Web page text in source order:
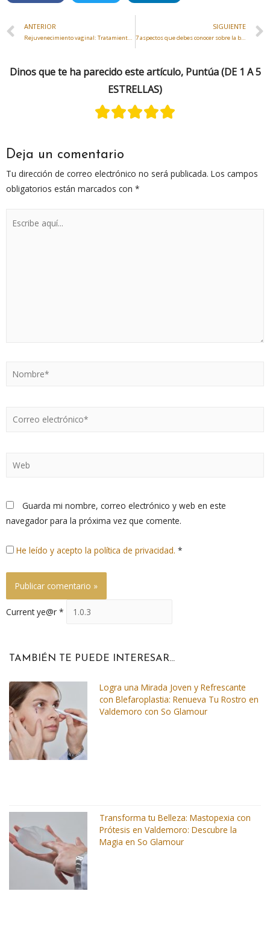
ANTERIOR
Rejuvenecimiento vaginal: Tratamientos que debes conocer
SIGUIENTE
7 aspectos que debes conocer sobre la blefaroplastia
Dinos que te ha parecido este artículo, Puntúa (DE 1 A 5
ESTRELLAS)
Deja un comentario
Tu dirección de correo electrónico no será publicada. Los campos
obligatorios están marcados con *
Guarda mi nombre, correo electrónico y web en este
navegador para la próxima vez que comente.
He leído y acepto la política de privacidad. *
Current ye@r *
TAMBIÉN TE PUEDE INTERESAR...
Logra una Mirada Joven y Refrescante
con Blefaroplastia: Renueva Tu Rostro en
Valdemoro con So Glamour
Transforma tu Belleza: Mastopexia con
Prótesis en Valdemoro: Descubre la
Magia en So Glamour